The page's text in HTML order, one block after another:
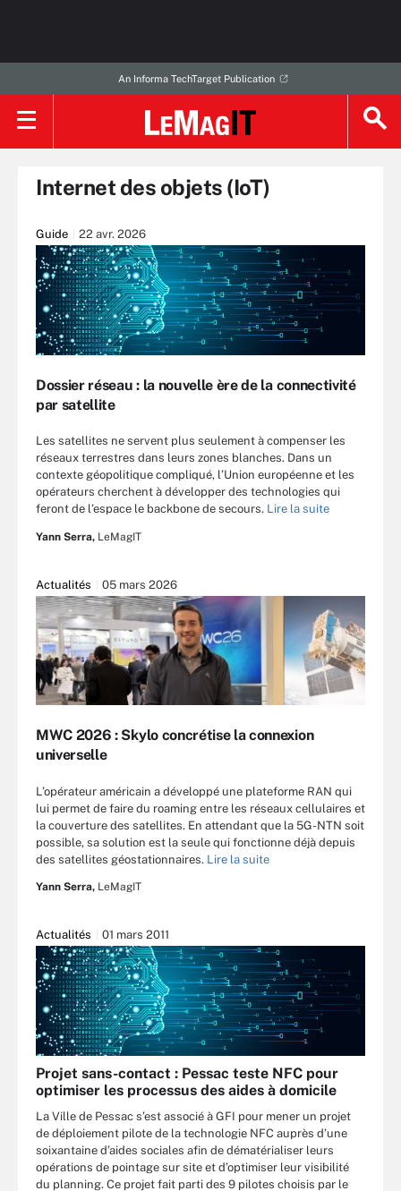
An Informa TechTarget Publication
Internet des objets (IoT)
Guide 22 avr. 2026
Dossier réseau : la nouvelle ère de la connectivité
par satellite
Les satellites ne servent plus seulement à compenser les
réseaux terrestres dans leurs zones blanches. Dans un
contexte géopolitique compliqué, l’Union européenne et les
opérateurs cherchent à développer des technologies qui
feront de l’espace le backbone de secours. Lire la suite
Yann Serra, LeMagIT
Actualités 05 mars 2026
MWC 2026 : Skylo concrétise la connexion
universelle
L’opérateur américain a développé une plateforme RAN qui
lui permet de faire du roaming entre les réseaux cellulaires et
la couverture des satellites. En attendant que la 5G-NTN soit
possible, sa solution est la seule qui fonctionne déjà depuis
des satellites géostationnaires. Lire la suite
Yann Serra, LeMagIT
Actualités 01 mars 2011
Projet sans-contact : Pessac teste NFC pour
optimiser les processus des aides à domicile
La Ville de Pessac s’est associé à GFI pour mener un projet
de déploiement pilote de la technologie NFC auprès d’une
soixantaine d’aides sociales afin de dématérialiser leurs
opérations de pointage sur site et d’optimiser leur visibilité
du planning. Ce projet fait parti des 9 pilotes choisis par le